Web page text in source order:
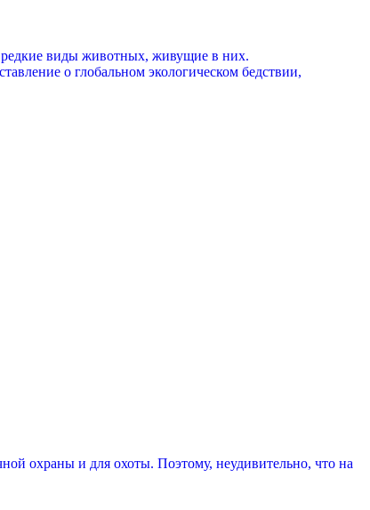
редкие виды животных, живущие в них.
о глобальном экологическом бедствии,
охраны и для охоты. Поэтому, неудивительно, что на